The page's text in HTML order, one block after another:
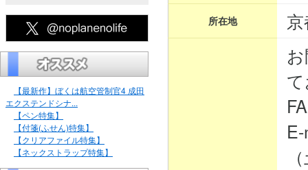
【最新作】ぼくは航空管制官4 成田
エクステンドシナ...
【ペン特集】
【付箋(ふせん)特集】
【クリアファイル特集】
【ネックストラップ特集】
所在地